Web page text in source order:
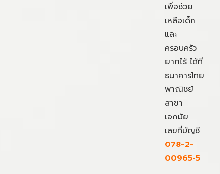
เพื่อช่วย
เหลือเด็ก
และ
ครอบครัว
ยากไร้ ได้ที่
ธนาคารไทย
พาณิชย์
สาขา
เอกมัย
เลขที่บัญชี
078-2-
00965-5